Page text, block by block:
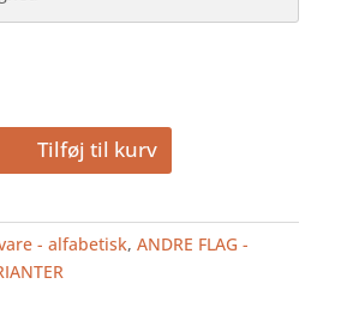
Tilføj til kurv
- alfabetisk, ANDRE FLAG -